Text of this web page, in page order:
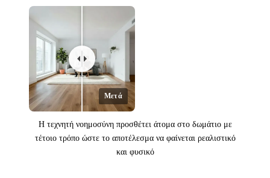
Μετά
Η τεχνητή νοημοσύνη προσθέτει άτομα στο δωμάτιο με
τέτοιο τρόπο ώστε το αποτέλεσμα να φαίνεται ρεαλιστικό
και φυσικό